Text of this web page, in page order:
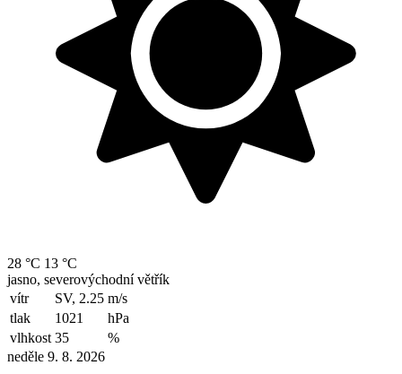
28 °C 13 °C
jasno, severovýchodní větřík
vítr
SV, 2.25 m/s
tlak
1021
hPa
vlhkost 35
%
neděle 9. 8. 2026